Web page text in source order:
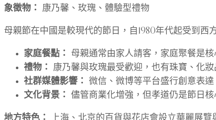
象徵物：
康乃馨、玫瑰、體驗型禮物
母親節在中國是較現代的節日，自1980年代起受到西
家庭餐點：
母親通常由家人請客，家庭聚餐是
禮物：
康乃馨與玫瑰最受歡迎，也有珠寶、化妝
社群媒體影響：
微信、微博等平台盛行創意表
文化背景：
儘管商業化增強，但孝道仍是節日
地方特色： 上海、北京的百貨與花店會設立華麗展